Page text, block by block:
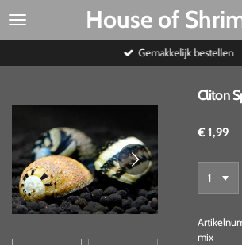
Ga
House of
Gemakkelijk bestellen
Cliton
€ 1,99
mix